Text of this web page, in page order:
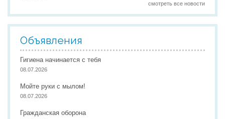
смотреть все новости
Объявления
Гигиена начинается с тебя
08.07.2026
Мойте руки с мылом!
08.07.2026
Гражданская оборона